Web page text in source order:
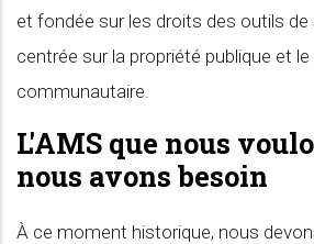
et fondée sur les droits des outils de
centrée sur la propriété publique et
communautaire.
L'AMS que nous
nous avons besoin
À ce moment historique, nous